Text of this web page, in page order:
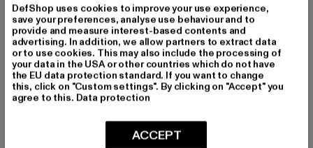
ADIDAS
X9000l4
65,60 EUR
Derzeitiger Preis: 65,60 EUR
159,99 EURAktionspreis: 159,99 EUR
ADIDAS
Continental 80 Stripe
48,30 EUR
Derzeitiger Preis: 48,30 EUR
114,99 EURAktionspreis:
DefShop uses cookies to improve your use experience,
save your preferences, analyse use behaviour and to
provide and measure interest-based contents and
advertising. In addition, we allow partners to extract data
or to use cookies. This may also include the processing of
your data in the USA or other countries which do not have
the EU data protection standard. If you want to change
this, click on "Custom settings". By clicking on "Accept" you
agree to this. Data protection
ACCEPT